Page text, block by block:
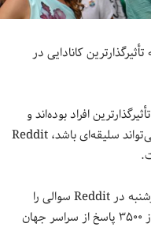
کانادایی در
افراد بوده‌اند و
اندازه‌گیری میزان محبوبیت و موفقیتشان می‌تواند سلیقه‌ای باشد، Reddit
کرده که در کمتر از ۱۷ ساعت بیش از ۳۵۰۰ پاسخ از سراسر جهان